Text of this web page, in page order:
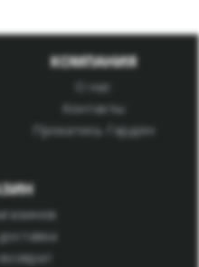
КОМПАНИЯ
О нас
Контакты
Прокатись Гарден